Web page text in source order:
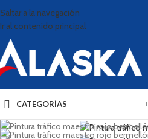
Saltar a la navegación
Ir al contenido principal
CATEGORÍAS